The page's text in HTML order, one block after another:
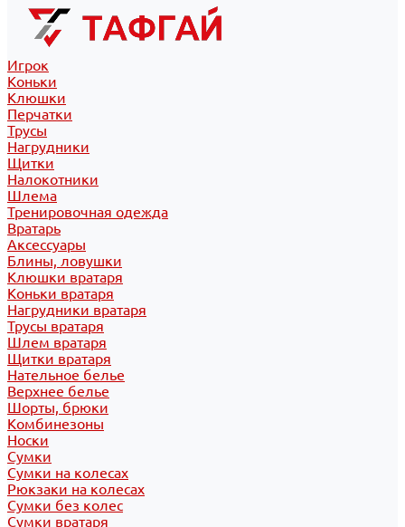
Игрок
Коньки
Клюшки
Перчатки
Трусы
Нагрудники
Щитки
Налокотники
Шлема
Тренировочная одежда
Вратарь
Аксессуары
Блины, ловушки
Клюшки вратаря
Коньки вратаря
Нагрудники вратаря
Трусы вратаря
Шлем вратаря
Щитки вратаря
Нательное белье
Верхнее белье
Шорты, брюки
Комбинезоны
Носки
Сумки
Сумки на колесах
Рюкзаки на колесах
Сумки без колес
Сумки вратаря